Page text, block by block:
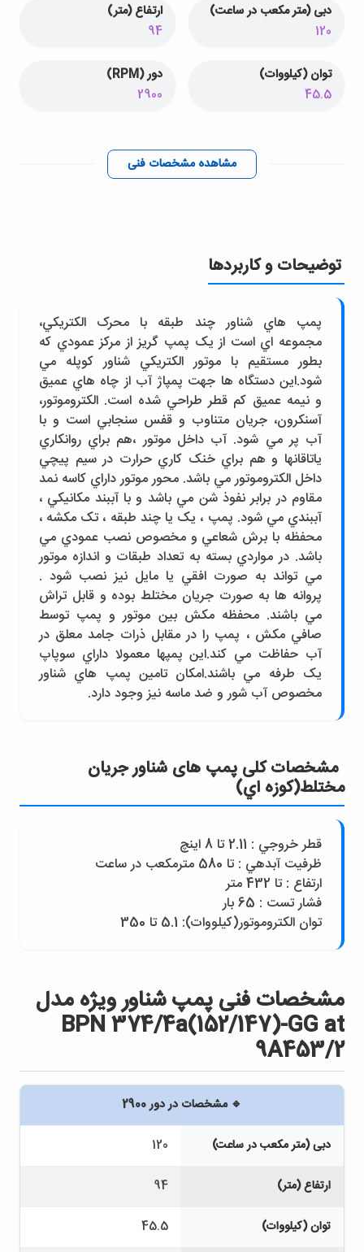
دبی (متر مکعب در ساعت)
120
ارتفاع (متر)
94
توان (کیلووات)
45.5
دور (RPM)
2900
مشاهده مشخصات فنی
توضیحات و کاربردها
پمپ هاي شناور چند طبقه با محرک الکتريکي،
مجموعه اي است از يک پمپ گريز از مرکز عمودي که
بطور مستقيم با موتور الکتريکي شناور کوپله مي
شود.اين دستگاه ها جهت پمپاژ آب از چاه هاي عميق
و نيمه عميق کم قطر طراحي شده است. الکتروموتور،
آسنکرون، جريان متناوب و قفس سنجابي است و با
آب پر مي شود. آب داخل موتور ،هم براي روانکاري
ياتاقانها و هم براي خنک کاري حرارت در سيم پيچي
داخل الکتروموتور مي باشد. محور موتور داراي کاسه نمد
مقاوم در برابر نفوذ شن مي باشد و با آببند مکانيکي ،
آببندي مي شود. پمپ ، يک يا چند طبقه ، تک مکشه ،
محفظه با برش شعاعي و مخصوص نصب عمودي مي
باشد. در مواردي بسته به تعداد طبقات و اندازه موتور
مي تواند به صورت افقي يا مايل نيز نصب شود .
پروانه ها به صورت جريان مختلط بوده و قابل تراش
مي باشند. محفظه مکش بين موتور و پمپ توسط
صافي مکش ، پمپ را در مقابل ذرات جامد معلق در
آب حفاظت مي کند.اين پمپها معمولا داراي سوپاپ
يک طرفه مي باشند.امکان تامين پمپ هاي شناور
مخصوص آب شور و ضد ماسه نيز وجود دارد.
مشخصات کلی پمپ های شناور جريان
مختلط(کوزه اي)
قطر خروجي : 2.11 تا 8 اينچ
ظرفيت آبدهي : تا 580 مترمکعب در ساعت
ارتفاع : تا 432 متر
فشار تست : 65 بار
توان الکتروموتور(کيلووات): 5.1 تا 350
مشخصات فنی پمپ شناور ويژه مدل
BPN 374/4a(152/147)-GG at
9A453/2
🔹 مشخصات در دور 2900
دبی (متر مکعب در ساعت) 120
ارتفاع (متر) 94
توان (کیلووات) 45.5